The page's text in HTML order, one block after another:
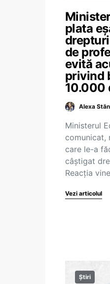
plata
de
evită
privind
10.000
Alexa
Ministerul
comunicat,
care le-a
câștigat
Reacția
Vezi articolul
Știri